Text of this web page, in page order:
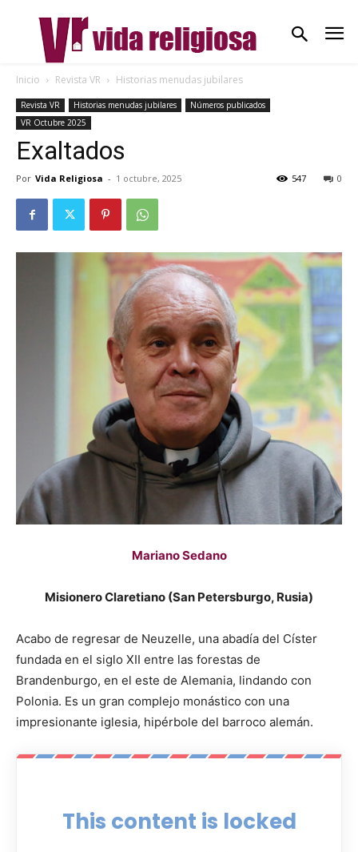
Inicio Revista VR Historias menudas jubilares
Revista VR Historias menudas jubilares
Números publicados
VR Octubre 2025
Exaltados
Por Vida Religiosa - 1 octubre, 2025 0
547
Mariano Sedano
Misionero Claretiano (San Petersburgo, Rusia)
Acabo de regresar de Neuzelle, una abadía del Císter
fundada en el siglo XII entre las forestas de
Brandenburgo, en el este de Alemania, lindando con
Polonia. Es un gran complejo monástico con una
impresionante iglesia, hipérbole del barroco alemán.
This content is locked